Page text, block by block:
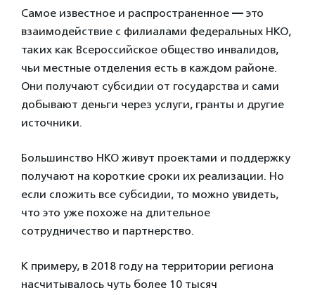
Самое известное и распространенное — это
взаимодействие с филиалами федеральных НКО,
таких как Всероссийское общество инвалидов,
чьи местные отделения есть в каждом районе.
Они получают субсидии от государства и сами
добывают деньги через услуги, гранты и другие
источники.
Большинство НКО живут проектами и поддержку
получают на короткие сроки их реализации. Но
если сложить все субсидии, то можно увидеть,
что это уже похоже на длительное
сотрудничество и партнерство.
К примеру, в 2018 году на территории региона
насчитывалось чуть более 10 тысяч